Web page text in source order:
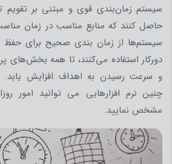
سیستم زمان‌بندی قوی و مبتنی بر تقویم
حاصل کنند که منابع مناسب در زمان
سیستم‌ها از زمان ‌بندی صحیح برای حفظ
دورکار استفاده می‌کنند، تا همه بخش‌های
و سرعت رسیدن به اهداف افزایش یابد.
چنین نرم افزارهایی می توانید امور
مشخص نمایید.